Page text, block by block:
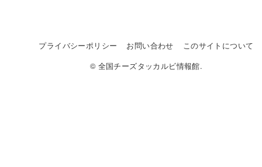
プライバシーポリシー お問い合わせ
このサイトについて
© 全国チーズタッカルビ情報館.